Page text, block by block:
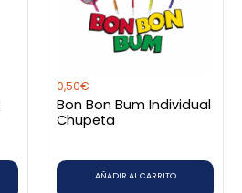
0,50€
Bon Bon Bum Individual
Chupeta
AÑADIR AL CARRITO